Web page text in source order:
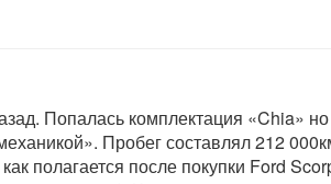
Попалась комплектация «Chia»
Пробег составлял 212
полагается после покупки Ford